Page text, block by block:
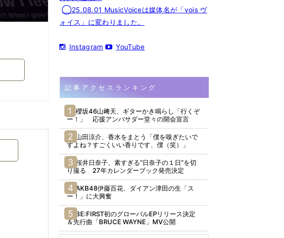
◯25.08.01 MusicVoiceは媒体名が「vois ヴ
ォイス」に変わりました。
Instagram YouTube
記事アクセスランキング
櫻坂46山﨑天、ギターかき鳴らし「行くぞ
ー！」 応援アンバサダー堂々の開会宣言
山田涼介、香水をまとう「僕を嗅ぎたいで
すよね？すごくいい香りです、僕（笑）」
桜井日奈子、素すぎる“日奈子の１日”を切
り撮る 27年カレンダーブック発売決定
AKB48伊藤百花、ダイアン津田の生「ス
ー！」に大興奮
BE:FIRST初のグローバルEPリリース決定
＆先行曲「BRUCE WAYNE」MV公開